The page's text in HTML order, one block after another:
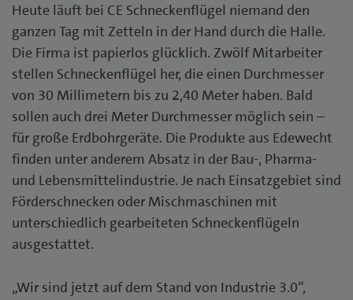
Heute läuft bei CE Schneckenflügel niemand den
ganzen Tag mit Zetteln in der Hand durch die Halle.
Die Firma ist papierlos glücklich. Zwölf Mitarbeiter
stellen Schneckenflügel her, die einen Durchmesser
von 30 Millimetern bis zu 2,40 Meter haben. Bald
sollen auch drei Meter Durchmesser möglich sein –
für große Erdbohrgeräte. Die Produkte aus Edewecht
finden unter anderem Absatz in der Bau-, Pharma-
und Lebensmittelindustrie. Je nach Einsatzgebiet sind
Förderschnecken oder Mischmaschinen mit
unterschiedlich gearbeiteten Schneckenflügeln
ausgestattet.
„Wir sind jetzt auf dem Stand von Industrie 3.0“,